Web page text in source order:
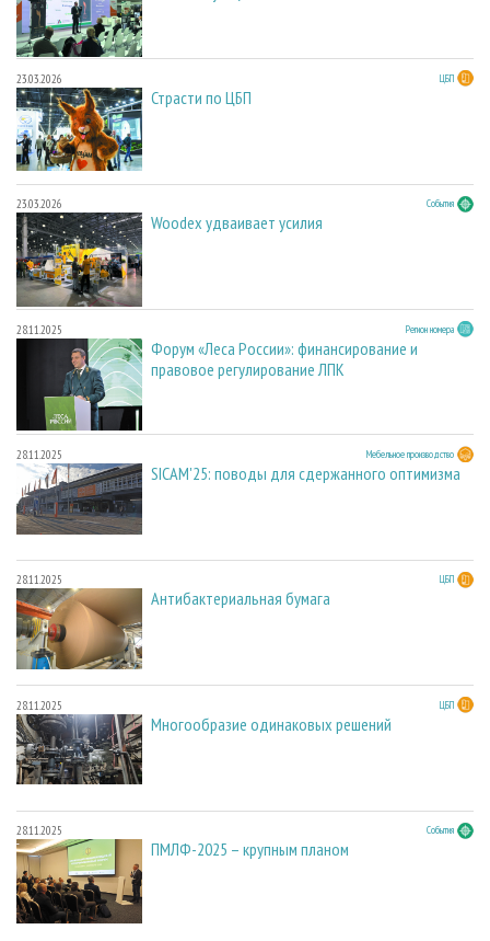
23.03.2026 ЦБП
Страсти по ЦБП
23.03.2026 События
Woodex удваивает усилия
28.11.2025 Регион номера
Форум «Леса России»: финансирование и
правовое регулирование ЛПК
28.11.2025 Мебельное производство
SICAM'25: поводы для сдержанного оптимизма
28.11.2025 ЦБП
Антибактериальная бумага
28.11.2025 ЦБП
Многообразие одинаковых решений
28.11.2025 События
ПМЛФ-2025 – крупным планом